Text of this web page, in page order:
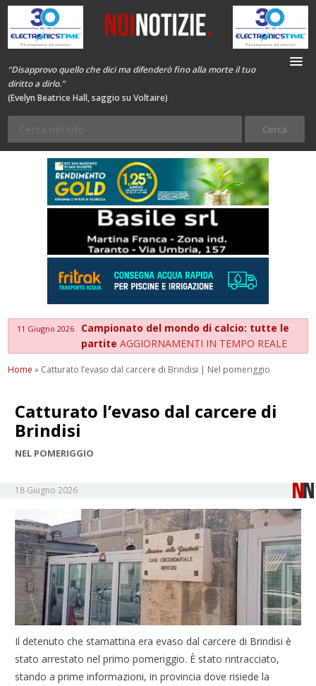
“Disapprovo quello che dici ma difenderò fino alla morte il tuo
diritto a dirlo.”
(Evelyn Beatrice Hall, saggio su Voltaire)
11 Giugno 2026
Campionato del mondo di calcio: tutte le
partiteAGGIORNAMENTI IN TEMPO REALE
Home » Catturato l’evaso dal carcere di Brindisi | Nel pomeriggio
Catturato l’evaso dal carcere di
Brindisi
NEL POMERIGGIO
18 Giugno 2026
Il detenuto che stamattina era evaso dal carcere di Brindisi è
stato arrestato nel primo pomeriggio. È stato rintracciato,
stando a prime informazioni, in provincia dove risiede la